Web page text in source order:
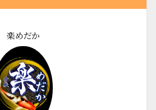
楽めだか